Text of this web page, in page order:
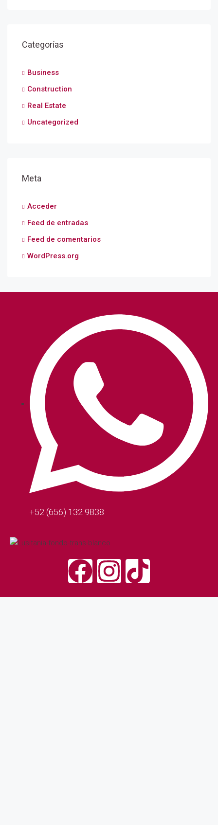
Categorías
Business
Construction
Real Estate
Uncategorized
Meta
Acceder
Feed de entradas
Feed de comentarios
WordPress.org
+52 (656) 132 9838